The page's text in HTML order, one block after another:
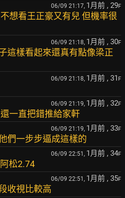
06/09 21:17, 1月前 , 29F
想看王正豪又有兒 但機率很
06/09 21:18, 1月前 , 30F
這樣看起來還真有點像梁正
06/09 21:18, 1月前 , 31 F
06/09 21:19, 1月前 , 32F
一直把錯推給家軒
06/09 21:19, 1月前 , 33F
們一步步逼成這樣的
06/09 22:51, 1月前 , 34F
松2.74
06/09 22:51, 1月前 , 35F
收視比較高